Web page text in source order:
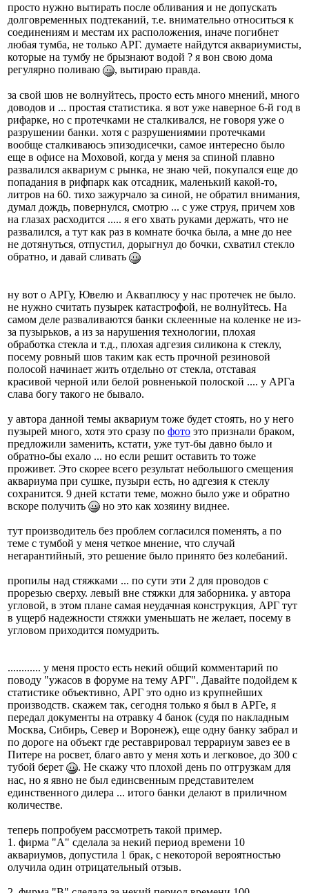
просто нужно вытирать после обливания и не допускать
долговременных подтеканий, т.е. внимательно относиться к
соединениям и местам их расположения, иначе погибнет
любая тумба, не только АРГ. думаете найдутся аквариумисты,
которые на тумбу не брызнают водой ? я вон свою дома
регулярно поливаю
, вытираю правда.
за свой шов не волнуйтесь, просто есть много мнений, много
доводов и ... простая статистика. я вот уже наверное 6-й год в
рифарке, но с протечками не сталкивался, не говоря уже о
разрушении банки. хотя с разрушениямии протечками
вообще сталкиваюсь эпизодисечки, самое интересно было
еще в офисе на Моховой, когда у меня за спиной плавно
развалился аквариум с рынка, не знаю чей, покупался еще до
попадания в рифпарк как отсадник, маленький какой-то,
литров на 60. тихо зажурчало за синой, не обратил внимания,
думал дождь, повернулся, смотрю ... с уже струя, причем хов
на глазах расходится ..... я его хвать руками держать, что не
развалился, а тут как раз в комнате бочка была, а мне до нее
не дотянуться, отпустил, дорыгнул до бочки, схватил стекло
обратно, и давай сливать
ну вот о АРГу, Ювелю и Акваплюсу у нас протечек не было.
не нужно считать пузырек катастрофой, не волнуйтесь. На
самом деле разваливаются банки склеенные на коленке не из-
за пузырьков, а из за нарушения технологии, плохая
обработка стекла и т.д., плохая адгезия силикона к стеклу,
посему ровный шов таким как есть прочной резиновой
полосой начинает жить отдельно от стекла, отставая
красивой черной или белой ровненькой полоской .... у АРГа
слава богу такого не бывало.
у автора данной темы аквариум тоже будет стоять, но у него
пузырей много, хотя это сразу по фото это признали браком,
предложили заменить, кстати, уже тут-бы давно было и
обратно-бы ехало ... но если решит оставить то тоже
проживет. Это скорее всего результат небольшого смещения
аквариума при сушке, пузыри есть, но адгезия к стеклу
сохранится. 9 дней кстати теме, можно было уже и обратно
вскоре получить
но это как хозяину виднее.
тут производитель без проблем согласился поменять, а по
теме с тумбой у меня четкое мнение, что случай
негарантийный, это решение было принято без колебаний.
пропилы над стяжками ... по сути эти 2 для проводов с
прорезью сверху. левый вне стяжки для заборника. у автора
угловой, в этом плане самая неудачная конструкция, АРГ тут
в ущерб надежности стяжки уменьшать не желает, посему в
угловом приходится помудрить.
............ у меня просто есть некий общий комментарий по
поводу "ужасов в форуме на тему АРГ". Давайте подойдем к
статистике объективно, АРГ это одно из крупнейших
производств. скажем так, сегодня только я был в АРГе, я
передал документы на отравку 4 банок (судя по накладным
Москва, Сибирь, Север и Воронеж), еще одну банку забрал и
по дороге на объект где реставрировал террариум завез ее в
Питере на росвет, благо авто у меня хоть и легковое, до 300 с
тубой берет
. Не скажу что плохой день по отгрузкам для
нас, но я явно не был единсвенным представителем
единственного дилера ... итого банки делают в приличном
количестве.
теперь попробуем рассмотреть такой пример.
1. фирма "А" сделала за некий период времени 10
аквариумов, допустила 1 брак, с некоторой вероятностью
олучила один отрицательный отзыв.